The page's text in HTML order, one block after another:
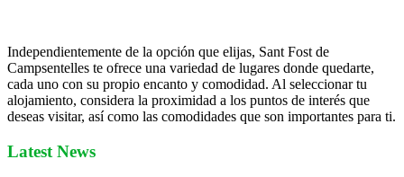
Independientemente de la opción que elijas, Sant Fost de
Campsentelles te ofrece una variedad de lugares donde quedarte,
cada uno con su propio encanto y comodidad. Al seleccionar tu
alojamiento, considera la proximidad a los puntos de interés que
deseas visitar, así como las comodidades que son importantes para ti.
Latest News